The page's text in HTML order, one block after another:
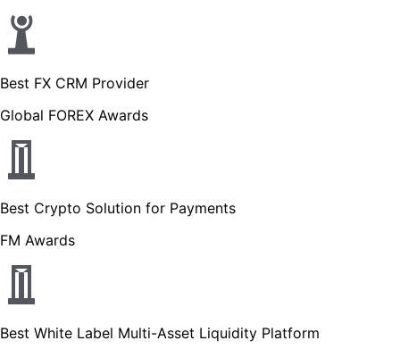
Best FX CRM Provider
Global FOREX Awards
Best Crypto Solution for Payments
FM Awards
Best White Label Multi-Asset Liquidity Platform